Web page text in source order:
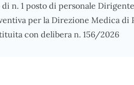
n. 1 posto di personale
per la Direzione Medica di
con delibera n. 156/2026